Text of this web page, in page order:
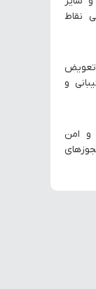
نقاط
گارانتی تعویض
و
و امن